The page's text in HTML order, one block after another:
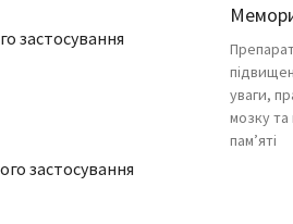
застосування
застосування
уваги,
мозку
пам’яті